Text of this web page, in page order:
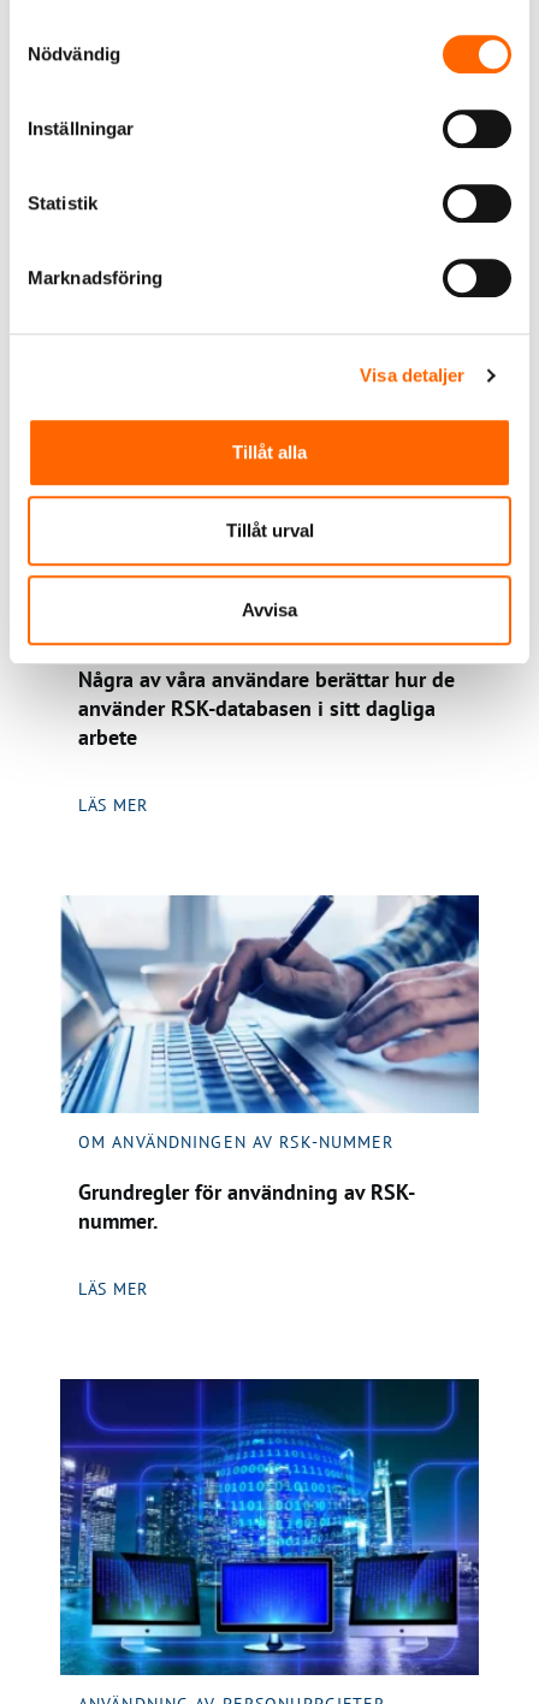
Nödvändig
Inställningar
Statistik
Marknadsföring
Visa detaljer
Tillåt alla
Tillåt urval
Avvisa
RSK-DATABASEN (PUBLIK)
branschen
BESÖK WEBBPLATSEN
ANVÄNDARE BERÄTTAR HUR RSK-DATABASEN
Några av våra användare berättar hur de
använder RSK-databasen i sitt dagliga
arbete
LÄS MER
OM ANVÄNDNINGEN AV RSK-NUMMER
Grundregler för användning av RSK-
nummer.
LÄS MER